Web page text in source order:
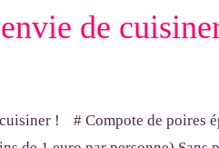
de
# Compote de poires